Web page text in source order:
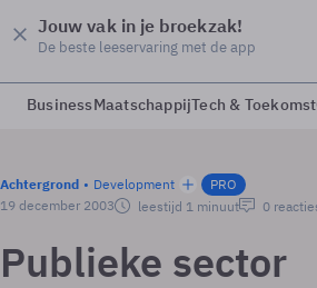
Jouw vak in je broekzak!
De beste leeservaring met de app
BusinessMaatschappijTech & Toekomst
Achtergrond Development
PRO
19 december 2003
leestijd 1 minuut 0
Publieke sector